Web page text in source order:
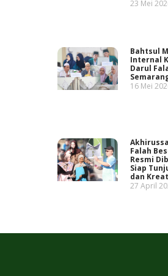
23 Mei
Bahtsul
Internal
Darul
16 Mei
Falah
Resmi
Siap
dan
27 April